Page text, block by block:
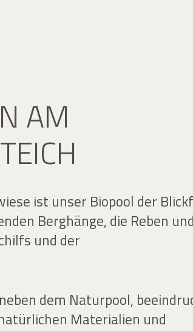
AM
ist unser Biopool der
Berghänge, die Reben
und der
dem Naturpool,
Materialien und